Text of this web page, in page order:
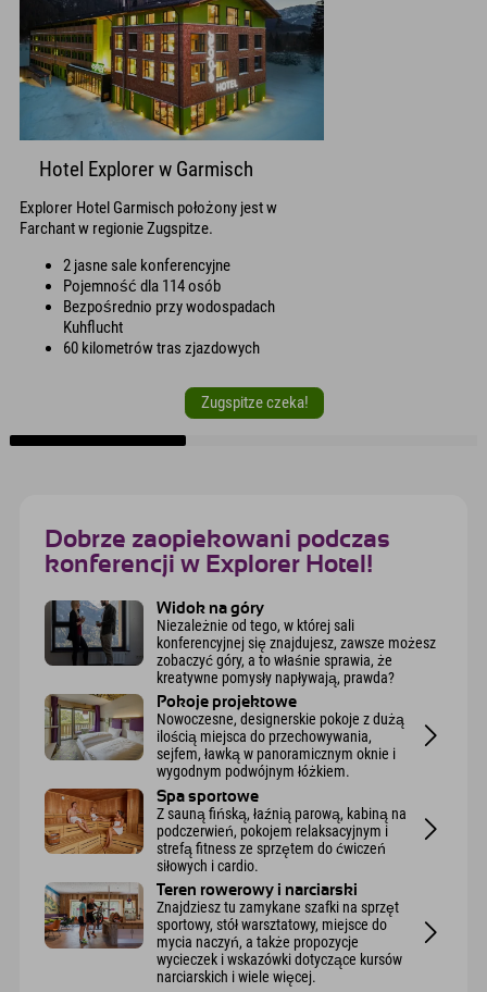
Hotel Explorer w Garmisch
Explorer Hotel Garmisch położony jest w
Farchant w regionie Zugspitze.
2 jasne sale konferencyjne
Pojemność dla 114 osób
Bezpośrednio przy wodospadach
Kuhflucht
60 kilometrów tras zjazdowych
Zugspitze czeka!
Dobrze zaopiekowani podczas
konferencji w Explorer Hotel!
Widok na góry
Niezależnie od tego, w której sali
konferencyjnej się znajdujesz, zawsze możesz
zobaczyć góry, a to właśnie sprawia, że
kreatywne pomysły napływają, prawda?
Pokoje projektowe
Nowoczesne, designerskie pokoje z dużą
ilością miejsca do przechowywania,
sejfem, ławką w panoramicznym oknie i
wygodnym podwójnym łóżkiem.
Spa sportowe
Z sauną fińską, łaźnią parową, kabiną na
podczerwień, pokojem relaksacyjnym i
strefą fitness ze sprzętem do ćwiczeń
siłowych i cardio.
Teren rowerowy i narciarski
Znajdziesz tu zamykane szafki na sprzęt
sportowy, stół warsztatowy, miejsce do
mycia naczyń, a także propozycje
wycieczek i wskazówki dotyczące kursów
narciarskich i wiele więcej.